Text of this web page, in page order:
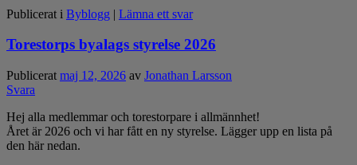
Publicerat i Byblogg | Lämna ett svar
Torestorps byalags styrelse 2026
Publicerat maj 12, 2026 av Jonathan Larsson
Svara
Hej alla medlemmar och torestorpare i allmännhet!
Året är 2026 och vi har fått en ny styrelse. Lägger upp en lista på
den här nedan.